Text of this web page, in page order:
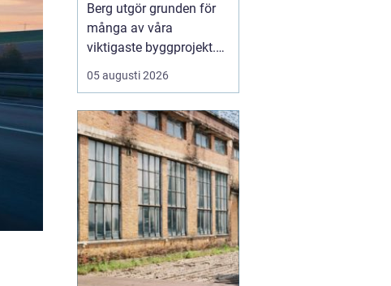
Berg utgör grunden för
många av våra
viktigaste byggprojekt.
När tunnlar, vägar,
källare och ledningar ska
den mest effektiva
vägen framåt. Samtidigt
väcker arbetet frågor:
hur går det till, hur säkert
är det och vilka krav st...
05 augusti 2026